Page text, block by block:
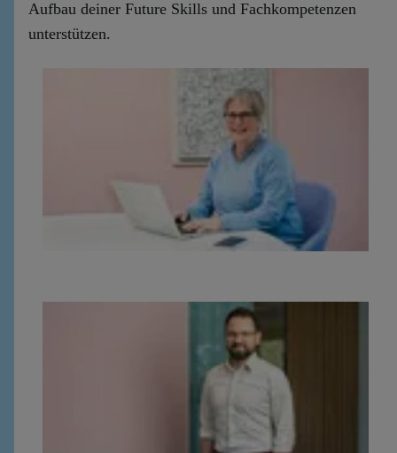
Aufbau deiner Future Skills und Fachkompetenzen
unterstützen.